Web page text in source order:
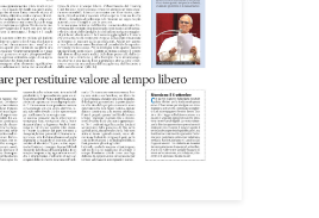
Alessandro Adimari.
anche i seminaristi,
agli anziani della
Cristo Re.
di crescita umana e